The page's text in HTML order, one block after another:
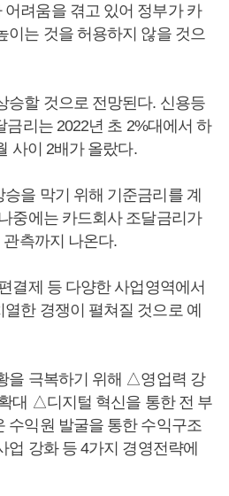
려움을 겪고 있어 정부가 카
이는 것을 허용하지 않을 것으
승할 것으로 전망된다. 신용등
금리는 2022년 초 2%대에서 하
사이 2배가 올랐다.
을 막기 위해 기준금리를 계
중에는 카드회사 조달금리가
측까지 나온다.
결제 등 다양한 사업영역에서
한 경쟁이 펼쳐질 것으로 예
을 극복하기 위해 △영업력 강
대 △디지털 혁신을 통한 전 부
익원 발굴을 통한 수익구조
강화 등 4가지 경영전략에